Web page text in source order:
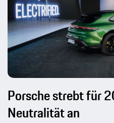
Porsche strebt für
Neutralität an